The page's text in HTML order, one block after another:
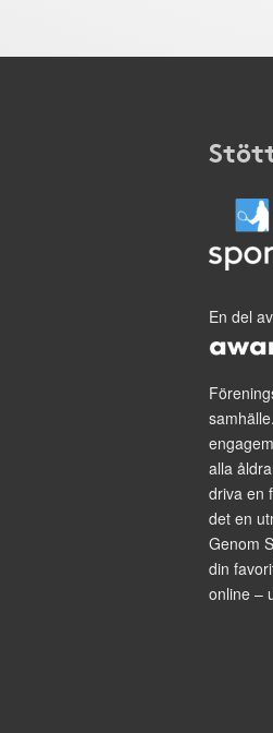
En del
alla
driva en
det en
Genom
din
online –